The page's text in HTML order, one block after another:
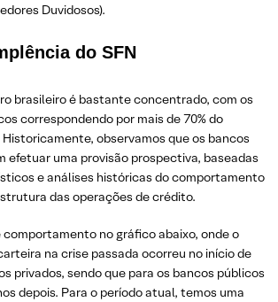
Duvidosos).
do SFN
brasileiro é bastante concentrado, com os
correspondendo por mais de 70% do
observamos que os bancos
efetuar uma provisão prospectiva, baseadas
e análises históricas do comportamento
das operações de crédito.
comportamento no gráfico abaixo, onde o
na crise passada ocorreu no início de
privados, sendo que para os bancos públicos
depois. Para o período atual, temos uma